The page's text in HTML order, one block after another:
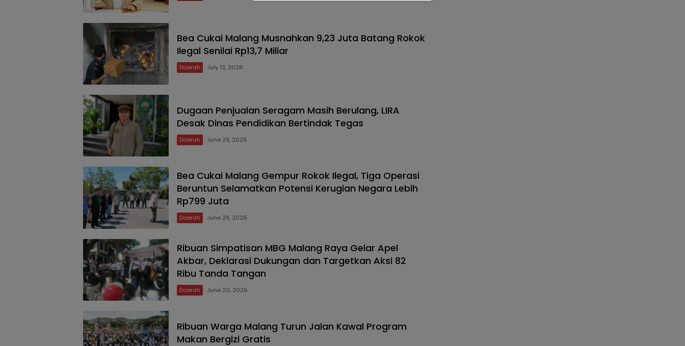
Bea Cukai Malang Musnahkan 9,23 Juta Batang Rokok
Ilegal Senilai Rp13,7 Miliar
Daerah July 13, 2026
Dugaan Penjualan Seragam Masih Berulang, LIRA
Desak Dinas Pendidikan Bertindak Tegas
Daerah June 29, 2026
Bea Cukai Malang Gempur Rokok Ilegal, Tiga Operasi
Beruntun Selamatkan Potensi Kerugian Negara Lebih
Rp799 Juta
Daerah June 29, 2026
Ribuan Simpatisan MBG Malang Raya Gelar Apel
Akbar, Deklarasi Dukungan dan Targetkan Aksi 82
Ribu Tanda Tangan
Daerah June 20, 2026
Ribuan Warga Malang Turun Jalan Kawal Program
Makan Bergizi Gratis